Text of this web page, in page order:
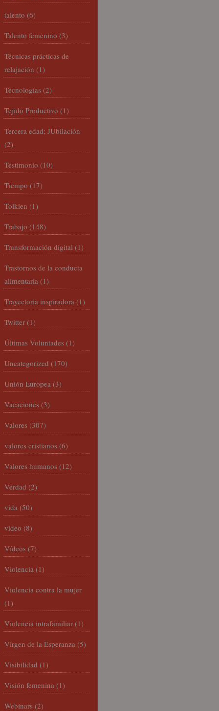
talento (6)
Talento femenino (3)
Técnicas prácticas de
relajación (1)
Tecnologías (2)
Tejido Productivo (1)
Tercera edad; JUbilación
(2)
Testimonio (10)
Tiempo (17)
Tolkien (1)
Trabajo (148)
Transformación digital (1)
Trastornos de la conducta
alimentaria (1)
Trayectoria inspiradora (1)
Twitter (1)
Últimas Voluntades (1)
Uncategorized (170)
Unión Europea (3)
Vacaciones (3)
Valores (307)
valores cristianos (6)
Valores humanos (12)
Verdad (2)
vida (50)
video (8)
Vídeos (7)
Violencia (1)
Violencia contra la mujer
(1)
Violencia intrafamiliar (1)
Virgen de la Esperanza (5)
Visibilidad (1)
Visión femenina (1)
Webinars (2)